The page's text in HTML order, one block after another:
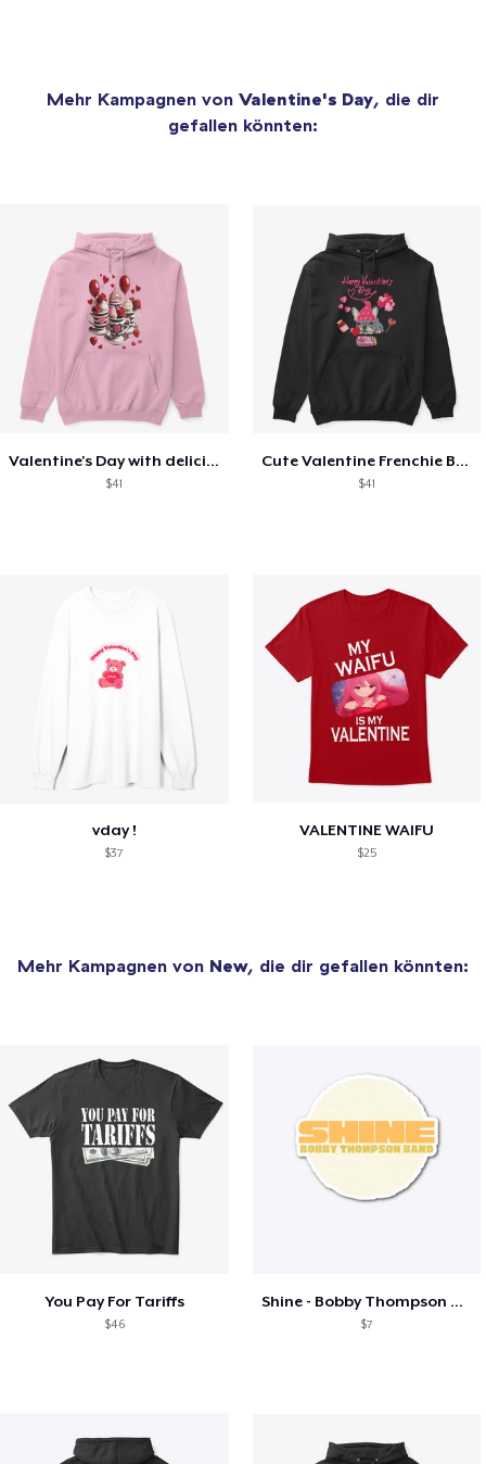
Mehr Kampagnen von Valentine's Day, die dir
gefallen könnten:
Valentine's Day with delicious food
$41
Cute Valentine Frenchie Bulldog
$41
vday !
$37
VALENTINE WAIFU
$25
Mehr Kampagnen von New, die dir gefallen könnten:
You Pay For Tariffs
$46
Shine - Bobby Thompson Band Merch
$7